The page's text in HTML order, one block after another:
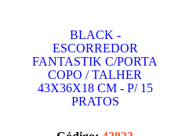
BLACK -
ESCORREDOR
FANTASTIK C/PORTA
COPO / TALHER
43X36X18 CM - P/ 15
PRATOS